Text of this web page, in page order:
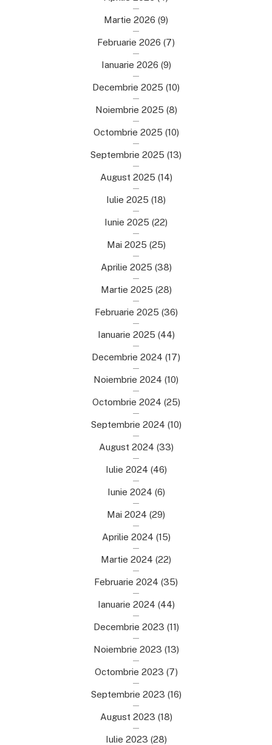
Martie 2026 (9)
Februarie 2026 (7)
Ianuarie 2026 (9)
Decembrie 2025 (10)
Noiembrie 2025 (8)
Octombrie 2025 (10)
Septembrie 2025 (13)
August 2025 (14)
Iulie 2025 (18)
Iunie 2025 (22)
Mai 2025 (25)
Aprilie 2025 (38)
Martie 2025 (28)
Februarie 2025 (36)
Ianuarie 2025 (44)
Decembrie 2024 (17)
Noiembrie 2024 (10)
Octombrie 2024 (25)
Septembrie 2024 (10)
August 2024 (33)
Iulie 2024 (46)
Iunie 2024 (6)
Mai 2024 (29)
Aprilie 2024 (15)
Martie 2024 (22)
Februarie 2024 (35)
Ianuarie 2024 (44)
Decembrie 2023 (11)
Noiembrie 2023 (13)
Octombrie 2023 (7)
Septembrie 2023 (16)
August 2023 (18)
Iulie 2023 (28)